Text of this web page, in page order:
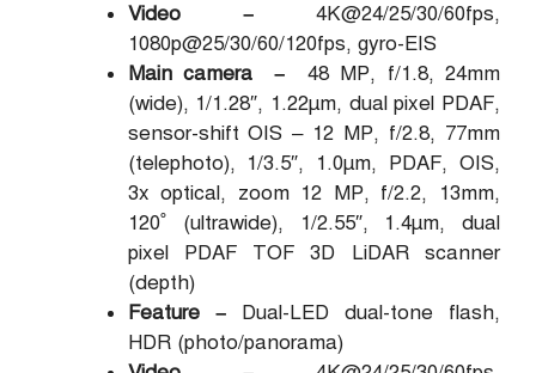
Video –4K@24/25/30/60fps,
1080p@25/30/60/120fps, gyro-EIS
Main camera – 48 MP, f/1.8, 24mm
(wide), 1/1.28″, 1.22µm, dual pixel PDAF,
sensor-shift OIS – 12 MP, f/2.8, 77mm
(telephoto), 1/3.5″, 1.0µm, PDAF, OIS,
3x optical, zoom 12 MP, f/2.2, 13mm,
120˚ (ultrawide), 1/2.55″, 1.4µm, dual
pixel PDAF TOF 3D LiDAR scanner
(depth)
Feature –Dual-LED dual-tone flash,
HDR (photo/panorama)